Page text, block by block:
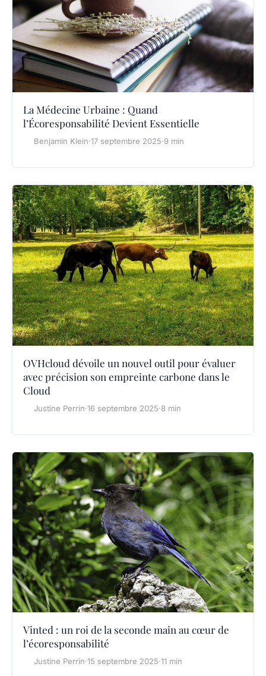
La Médecine Urbaine : Quand
l’Écoresponsabilité Devient Essentielle
Benjamin Klein·17 septembre 2025·9 min
OVHcloud dévoile un nouvel outil pour évaluer
avec précision son empreinte carbone dans le
Cloud
Justine Perrin·16 septembre 2025·8 min
Vinted : un roi de la seconde main au cœur de
l’écoresponsabilité
Justine Perrin·15 septembre 2025·11 min